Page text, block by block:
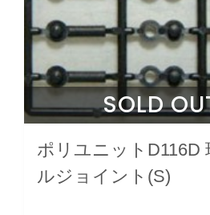
SOLD
ポリユニットD116D
ルジョイント(S)